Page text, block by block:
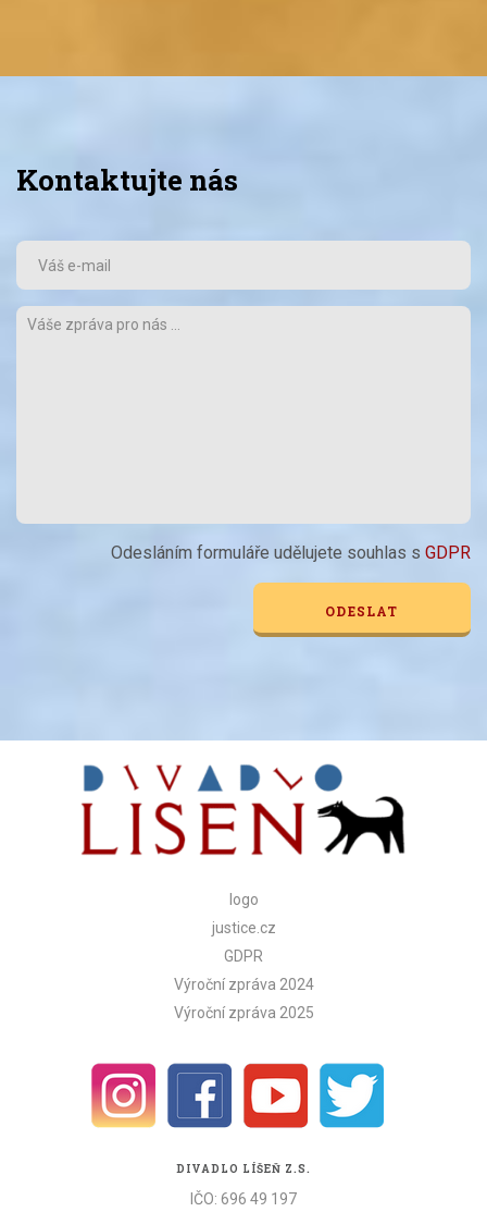
Kontaktujte nás
Odesláním formuláře udělujete souhlas s GDPR
logo
justice.cz
GDPR
Výroční zpráva 2024
Výroční zpráva 2025
DIVADLO LÍŠEŇ Z.S.
IČO: 696 49 197